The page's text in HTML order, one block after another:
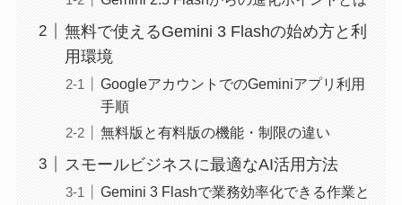
無料で使えるGemini 3 Flashの始め方と利
用環境
GoogleアカウントでのGeminiアプリ利用
手順
無料版と有料版の機能・制限の違い
スモールビジネスに最適なAI活用方法
Gemini 3 Flashで業務効率化できる作業と